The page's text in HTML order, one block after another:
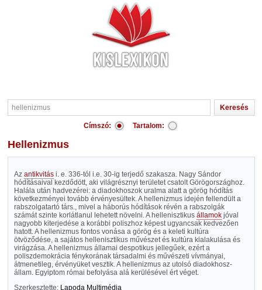
Címszó: Tartalom:
hellenizmus
Az antikvitási. e. 336-tól i.e. 30-ig terjedő szakasza. Nagy Sándor
hódításaival kezdődött, aki világrésznyi területet csatolt Görögországhoz.
Halála után hadvezérei: a diadokhoszok uralma alatt a görög hódítás
következményei tovább érvényesültek. A hellenizmus idején fellendült a
rabszolgatartó társ., mivel a háborús hódítások révén a rabszolgák
számát szinte korlátlanul lehetett növelni. A hellenisztikus államokjóval
nagyobb kiterjedése a korábbi poliszhoz képest ugyancsak kedvezően
hatott. A hellenizmus fontos vonása a görög és a keleti kultúra
ötvöződése, a sajátos hellenisztikus művészet és kultúra kialakulása és
virágzása. A hellenizmus államai despotikus jellegűek, ezért a
poliszdemokrácia fénykorának társadalmi és művészeti vívmányai,
átmenetileg, érvényüket vesztik. A hellenizmus az utolsó diadokhosz-
állam. Egyiptom római befolyása alá kerülésével ért véget.
Szerkesztette: Lapoda Multimédia